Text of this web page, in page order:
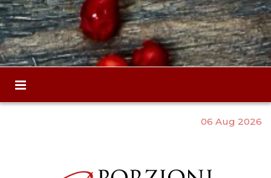
06 Aug 2026